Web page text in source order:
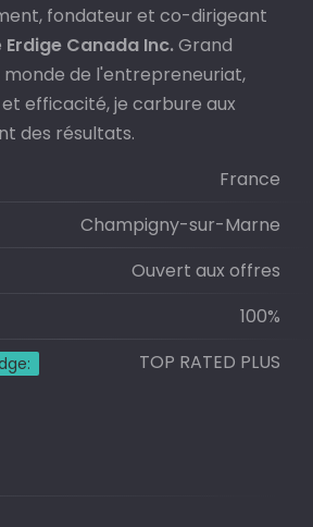
fondateur et co-dirigeant
Erdige Canada Inc.Grand
monde de l'entrepreneuriat,
efficacité, je carbure aux
des résultats.
France
Champigny-sur-Marne
Ouvert aux offres
100%
TOP RATED PLUS